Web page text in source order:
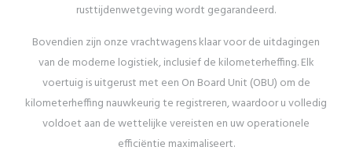
rusttijdenwetgeving wordt gegarandeerd.
Bovendien zijn onze vrachtwagens klaar voor de uitdagingen
van de moderne logistiek, inclusief de kilometerheffing. Elk
voertuig is uitgerust met een On Board Unit (OBU) om de
kilometerheffing nauwkeurig te registreren, waardoor u volledig
voldoet aan de wettelijke vereisten en uw operationele
efficiëntie maximaliseert.